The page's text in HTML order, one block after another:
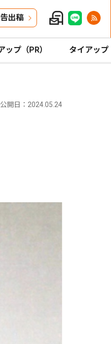
出稿
ップ（PR） タイアップ
公開日：2024.05.24